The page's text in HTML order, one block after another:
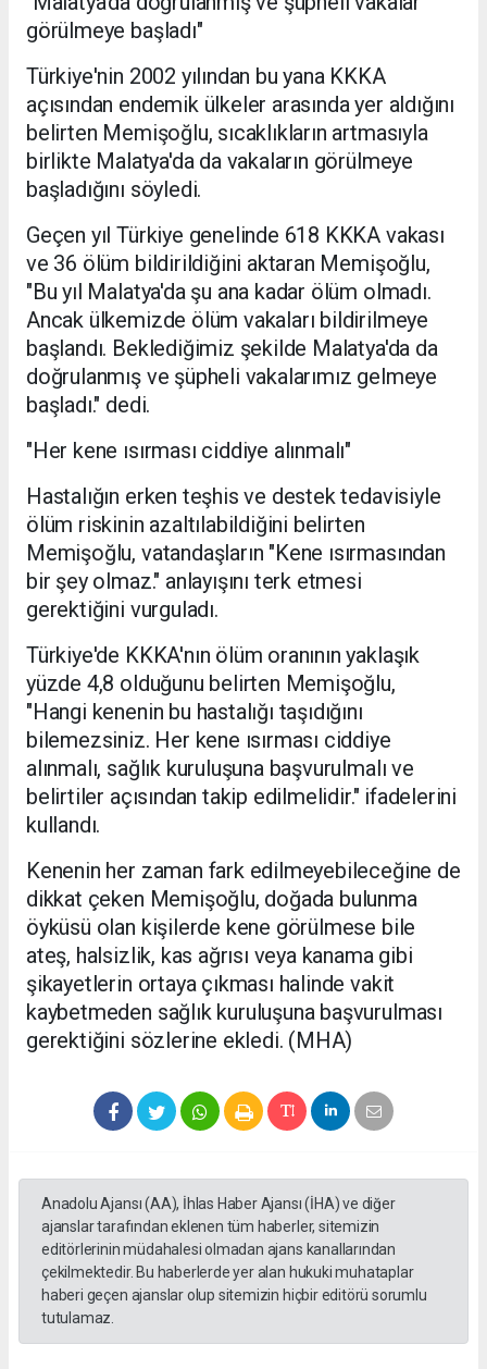
görülmeye başladı"
Türkiye'nin 2002 yılından bu yana KKKA
açısından endemik ülkeler arasında yer aldığını
belirten Memişoğlu, sıcaklıkların artmasıyla
birlikte Malatya'da da vakaların görülmeye
başladığını söyledi.
Geçen yıl Türkiye genelinde 618 KKKA vakası
ve 36 ölüm bildirildiğini aktaran Memişoğlu,
"Bu yıl Malatya'da şu ana kadar ölüm olmadı.
Ancak ülkemizde ölüm vakaları bildirilmeye
başlandı. Beklediğimiz şekilde Malatya'da da
doğrulanmış ve şüpheli vakalarımız gelmeye
başladı." dedi.
"Her kene ısırması ciddiye alınmalı"
Hastalığın erken teşhis ve destek tedavisiyle
ölüm riskinin azaltılabildiğini belirten
Memişoğlu, vatandaşların "Kene ısırmasından
bir şey olmaz." anlayışını terk etmesi
gerektiğini vurguladı.
Türkiye'de KKKA'nın ölüm oranının yaklaşık
yüzde 4,8 olduğunu belirten Memişoğlu,
"Hangi kenenin bu hastalığı taşıdığını
bilemezsiniz. Her kene ısırması ciddiye
alınmalı, sağlık kuruluşuna başvurulmalı ve
belirtiler açısından takip edilmelidir." ifadelerini
kullandı.
Kenenin her zaman fark edilmeyebileceğine de
dikkat çeken Memişoğlu, doğada bulunma
öyküsü olan kişilerde kene görülmese bile
ateş, halsizlik, kas ağrısı veya kanama gibi
şikayetlerin ortaya çıkması halinde vakit
kaybetmeden sağlık kuruluşuna başvurulması
gerektiğini sözlerine ekledi. (MHA)
Anadolu Ajansı (AA), İhlas Haber Ajansı (İHA) ve diğer
ajanslar tarafından eklenen tüm haberler, sitemizin
editörlerinin müdahalesi olmadan ajans kanallarından
çekilmektedir. Bu haberlerde yer alan hukuki muhataplar
haberi geçen ajanslar olup sitemizin hiçbir editörü sorumlu
tutulamaz.